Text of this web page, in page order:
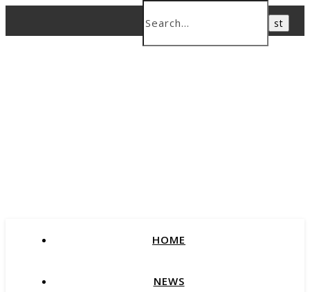
HOME
NEWS